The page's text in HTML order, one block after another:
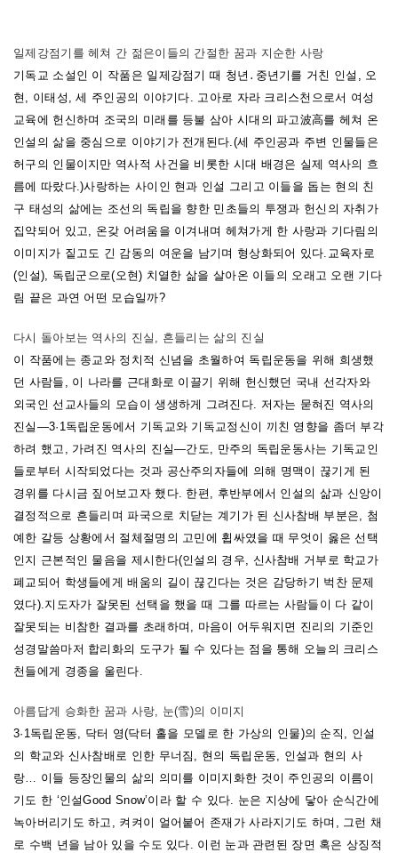
일제강점기를 헤쳐 간 젊은이들의 간절한 꿈과 지순한 사랑
기독교 소설인 이 작품은 일제강점기 때 청년․중년기를 거친 인설, 오
현, 이태성, 세 주인공의 이야기다. 고아로 자라 크리스천으로서 여성
교육에 헌신하며 조국의 미래를 등불 삼아 시대의 파고波高를 헤쳐 온
인설의 삶을 중심으로 이야기가 전개된다.(세 주인공과 주변 인물들은
허구의 인물이지만 역사적 사건을 비롯한 시대 배경은 실제 역사의 흐
름에 따랐다.)사랑하는 사이인 현과 인설 그리고 이들을 돕는 현의 친
구 태성의 삶에는 조선의 독립을 향한 민초들의 투쟁과 헌신의 자취가
집약되어 있고, 온갖 어려움을 이겨내며 헤쳐가게 한 사랑과 기다림의
이미지가 짙고도 긴 감동의 여운을 남기며 형상화되어 있다. 교육자로
(인설), 독립군으로(오현) 치열한 삶을 살아온 이들의 오래고 오랜 기다
림 끝은 과연 어떤 모습일까?
다시 돌아보는 역사의 진실, 흔들리는 삶의 진실
이 작품에는 종교와 정치적 신념을 초월하여 독립운동을 위해 희생했
던 사람들, 이 나라를 근대화로 이끌기 위해 헌신했던 국내 선각자와
외국인 선교사들의 모습이 생생하게 그려진다. 저자는 묻혀진 역사의
진실―3·1독립운동에서 기독교와 기독교정신이 끼친 영향을 좀더 부각
하려 했고, 가려진 역사의 진실―간도, 만주의 독립운동사는 기독교인
들로부터 시작되었다는 것과 공산주의자들에 의해 명맥이 끊기게 된
경위를 다시금 짚어보고자 했다. 한편, 후반부에서 인설의 삶과 신앙이
결정적으로 흔들리며 파국으로 치닫는 계기가 된 신사참배 부분은, 첨
예한 갈등 상황에서 절체절명의 고민에 휩싸였을 때 무엇이 옳은 선택
인지 근본적인 물음을 제시한다(인설의 경우, 신사참배 거부로 학교가
폐교되어 학생들에게 배움의 길이 끊긴다는 것은 감당하기 벅찬 문제
였다).지도자가 잘못된 선택을 했을 때 그를 따르는 사람들이 다 같이
잘못되는 비참한 결과를 초래하며, 마음이 어두워지면 진리의 기준인
성경말씀마저 합리화의 도구가 될 수 있다는 점을 통해 오늘의 크리스
천들에게 경종을 울린다.
아름답게 승화한 꿈과 사랑, 눈(雪)의 이미지
3·1독립운동, 닥터 영(닥터 홀을 모델로 한 가상의 인물)의 순직, 인설
의 학교와 신사참배로 인한 무너짐, 현의 독립운동, 인설과 현의 사
랑… 이들 등장인물의 삶의 의미를 이미지화한 것이 주인공의 이름이
기도 한 ‘인설Good Snow’이라 할 수 있다. 눈은 지상에 닿아 순식간에
녹아버리기도 하고, 켜켜이 얼어붙어 존재가 사라지기도 하며, 그런 채
로 수백 년을 남아 있을 수도 있다. 이런 눈과 관련된 장면 혹은 상징적